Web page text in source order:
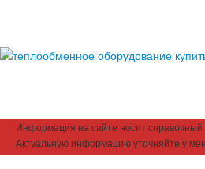
Информация на сайте носит
Актуальную информацию уточняйте у